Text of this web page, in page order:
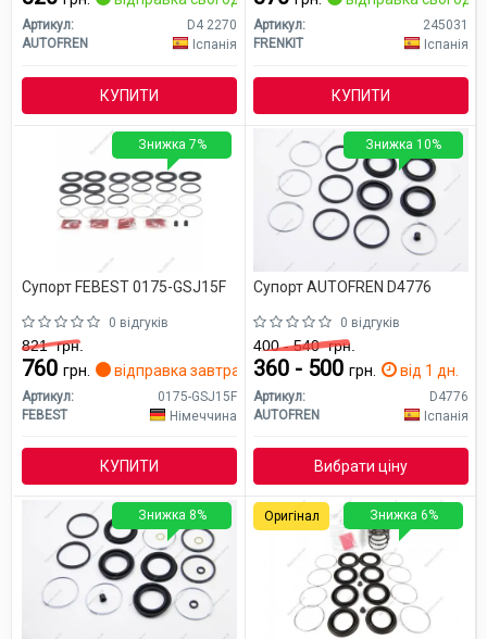
Артикул:
D4 2270
AUTOFREN
Іспанія
КУПИТИ
Артикул:
245031
FRENKIT
Іспанія
КУПИТИ
Супорт FEBEST 0175-GSJ15F
0 відгуків
821грн.
760 грн. відправка завтра
Артикул:
0175-GSJ15F
FEBEST
Німеччина
КУПИТИ
Знижка 7%
Супорт AUTOFREN D4776
0 відгуків
400 - 540грн.
360 - 500 грн. від 1 дн.
Артикул:
D4776
AUTOFREN
Іспанія
Вибрати ціну
Знижка 10%
Знижка 8% Знижка 6%
Оригінал